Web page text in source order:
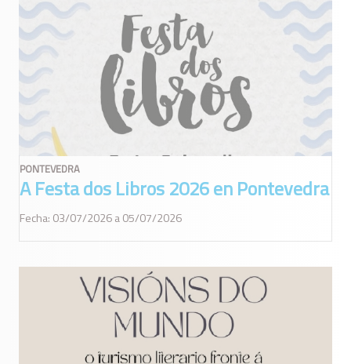
PONTEVEDRA
A Festa dos Libros 2026 en Pontevedra
Fecha: 03/07/2026 a 05/07/2026